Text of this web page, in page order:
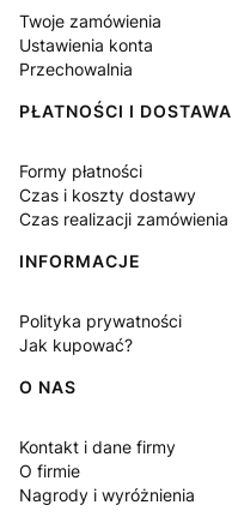
Twoje zamówienia
Ustawienia konta
Przechowalnia
PŁATNOŚCI I DOSTAWA
Formy płatności
Czas i koszty dostawy
Czas realizacji zamówienia
INFORMACJE
Polityka prywatności
Jak kupować?
O NAS
Kontakt i dane firmy
O firmie
Nagrody i wyróżnienia